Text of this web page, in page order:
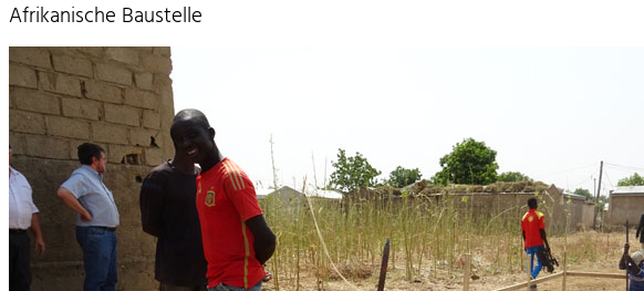
Afrikanische Baustelle